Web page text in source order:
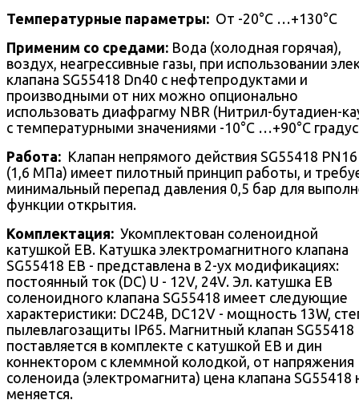
Температурные параметры: От -20°С …+130°С
Применим со средами: Вода (холодная горячая),
воздух, неагрессивные газы, при использовании
клапана SG55418 Dn40 с нефтепродуктами и
производными от них можно опционально
использовать диафрагму NBR (Нитрил-бутадиен-
с температурными значениями -10°С …+90°С
Работа: Клапан непрямого действия SG55418
(1,6 МПа) имеет пилотный принцип работы, и
минимальный перепад давления 0,5 бар для
функции открытия.
Комплектация: Укомплектован соленоидной
катушкой EB. Катушка электромагнитного клапана
SG55418 EB - представлена в 2-ух модификациях:
постоянный ток (DC) U - 12V, 24V. Эл. катушка EB
соленоидного клапана SG55418 имеет следующие
характеристики: DC24В, DC12V - мощность 13W,
пылевлагозащиты IP65. Магнитный клапан SG55418
поставляется в комплекте с катушкой EB и дин
коннектором с клеммной колодкой, от напряжения
соленоида (электромагнита) цена клапана SG55418
меняется.